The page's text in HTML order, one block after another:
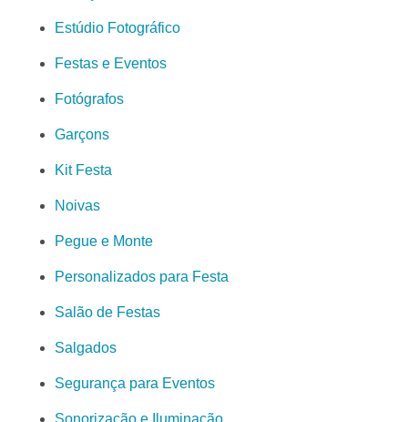
Estúdio Fotográfico
Festas e Eventos
Fotógrafos
Garçons
Kit Festa
Noivas
Pegue e Monte
Personalizados para Festa
Salão de Festas
Salgados
Segurança para Eventos
Sonorização e Iluminação